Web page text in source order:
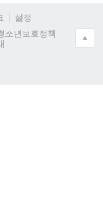
설정
소년보호정책
▲